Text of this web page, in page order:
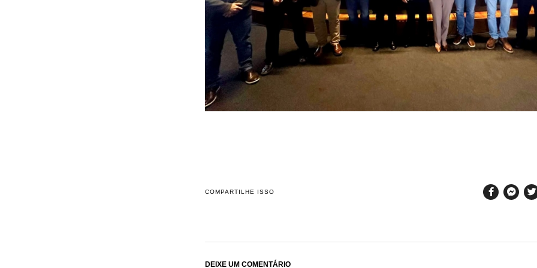
COMPARTILHE ISSO
DEIXE UM COMENTÁRIO